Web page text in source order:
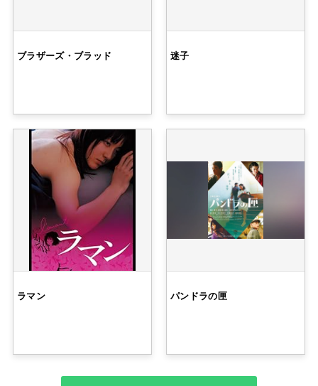
ブラザーズ・ブラッド 迷子
ラマン パンドラの匣